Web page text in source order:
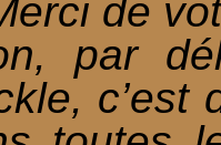
de
par
c’est